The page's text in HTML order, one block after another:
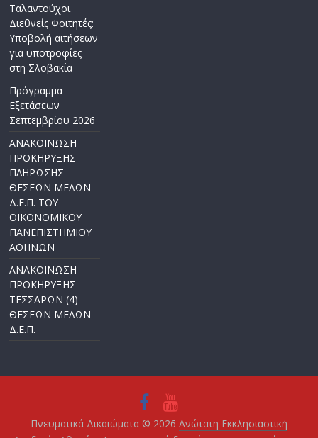
Ταλαντούχοι
Διεθνείς Φοιτητές:
Υποβολή αιτήσεων
για υποτροφίες
στη Σλοβακία
Πρόγραμμα
Εξετάσεων
Σεπτεμβρίου 2026
ΑΝΑΚΟΙΝΩΣΗ
ΠΡΟΚΗΡΥΞΗΣ
ΠΛΗΡΩΣΗΣ
ΘΕΣΕΩΝ ΜΕΛΩΝ
Δ.Ε.Π. ΤΟΥ
ΟΙΚΟΝΟΜΙΚΟΥ
ΠΑΝΕΠΙΣΤΗΜΙΟΥ
ΑΘΗΝΩΝ
ΑΝΑΚΟΙΝΩΣΗ
ΠΡΟΚΗΡΥΞΗΣ
ΤΕΣΣΑΡΩΝ (4)
ΘΕΣΕΩΝ ΜΕΛΩΝ
Δ.Ε.Π.
Πνευματικά Δικαιώματα © 2026 Ανώτατη Εκκλησιαστική